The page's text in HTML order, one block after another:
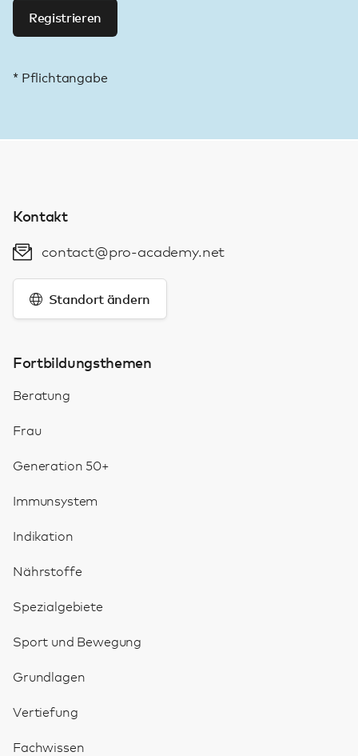
Registrieren
* Pflichtangabe
Kontakt
contact@pro-academy.net
Standort ändern
Fortbildungsthemen
Beratung
Frau
Generation 50+
Immunsystem
Indikation
Nährstoffe
Spezialgebiete
Sport und Bewegung
Grundlagen
Vertiefung
Fachwissen